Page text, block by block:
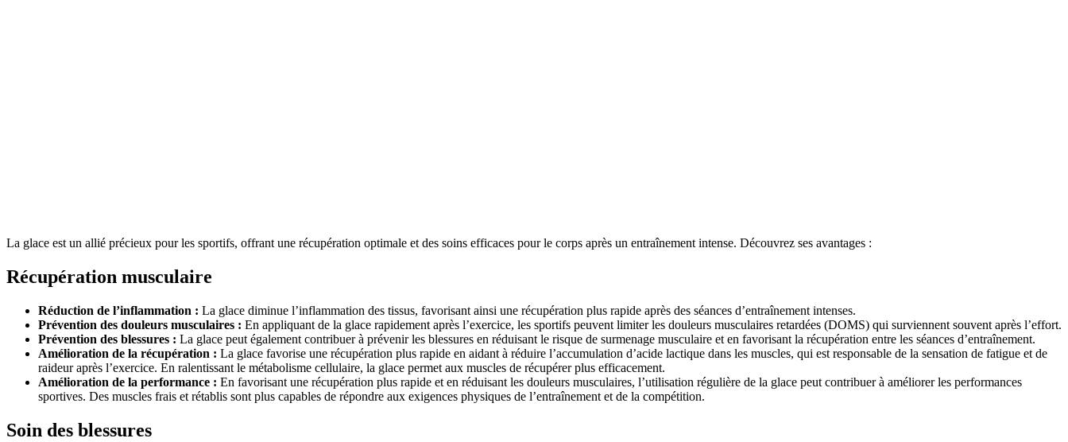
La glace est un allié précieux pour les sportifs, offrant une récupération optimale et des soins efficaces pour le corps après un entraînement intense. Découvrez ses avantages :
Récupération musculaire
Réduction de l’inflammation : La glace diminue l’inflammation des tissus, favorisant ainsi une récupération plus rapide après des séances d’entraînement intenses.
Prévention des douleurs musculaires : En appliquant de la glace rapidement après l’exercice, les sportifs peuvent limiter les douleurs musculaires retardées (DOMS) qui surviennent souvent après l’effort.
Prévention des blessures : La glace peut également contribuer à prévenir les blessures en réduisant le risque de surmenage musculaire et en favorisant la récupération entre les séances d’entraînement.
Amélioration de la récupération : La glace favorise une récupération plus rapide en aidant à réduire l’accumulation d’acide lactique dans les muscles, qui est responsable de la sensation de fatigue et de
raideur après l’exercice. En ralentissant le métabolisme cellulaire, la glace permet aux muscles de récupérer plus efficacement.
Amélioration de la performance : En favorisant une récupération plus rapide et en réduisant les douleurs musculaires, l’utilisation régulière de la glace peut contribuer à améliorer les performances
sportives. Des muscles frais et rétablis sont plus capables de répondre aux exigences physiques de l’entraînement et de la compétition.
Soin des blessures